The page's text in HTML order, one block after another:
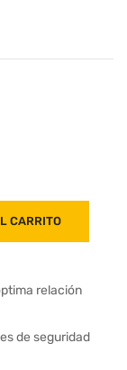
CARRITO
relación
de seguridad